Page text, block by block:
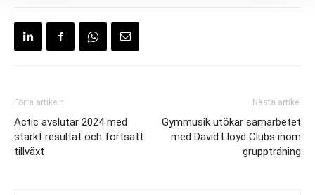
Förra artikeln
Actic avslutar 2024 med
starkt resultat och fortsatt
tillväxt
Nästa artikel
Gymmusik utökar samarbetet
med David Lloyd Clubs inom
gruppträning